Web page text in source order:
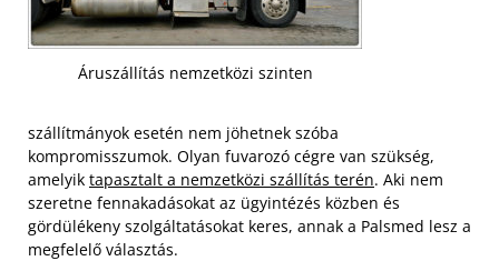
Áruszállítás nemzetközi szinten
szállítmányok esetén nem jöhetnek szóba
kompromisszumok. Olyan fuvarozó cégre van szükség,
amelyik tapasztalt a nemzetközi szállítás terén. Aki nem
szeretne fennakadásokat az ügyintézés közben és
gördülékeny szolgáltatásokat keres, annak a Palsmed lesz a
megfelelő választás.